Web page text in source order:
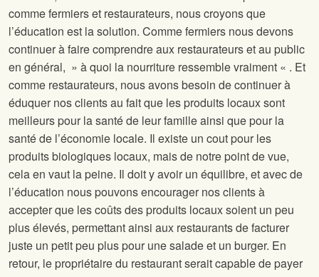
comme fermiers et restaurateurs, nous croyons que
l’éducation est la solution. Comme fermiers nous devons
continuer à faire comprendre aux restaurateurs et au public
en général, » à quoi la nourriture ressemble vraiment « . Et
comme restaurateurs, nous avons besoin de continuer à
éduquer nos clients au fait que les produits locaux sont
meilleurs pour la santé de leur famille ainsi que pour la
santé de l’économie locale. Il existe un cout pour les
produits biologiques locaux, mais de notre point de vue,
cela en vaut la peine. Il doit y avoir un équilibre, et avec de
l’éducation nous pouvons encourager nos clients à
accepter que les coûts des produits locaux soient un peu
plus élevés, permettant ainsi aux restaurants de facturer
juste un petit peu plus pour une salade et un burger. En
retour, le propriétaire du restaurant serait capable de payer